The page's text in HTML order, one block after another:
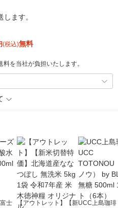
ます。
(税込)無料
を当社が負担いたします。
士
【アウトレット】【新UCC上島珈琲